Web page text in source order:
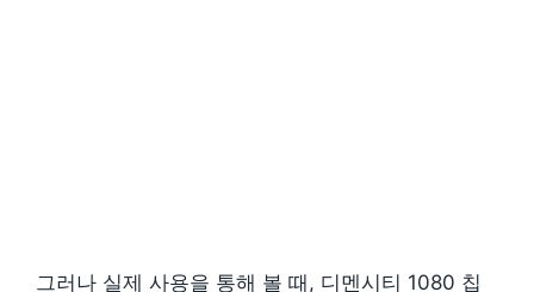
그러나 실제 사용을 통해 볼 때, 디멘시티 1080 칩